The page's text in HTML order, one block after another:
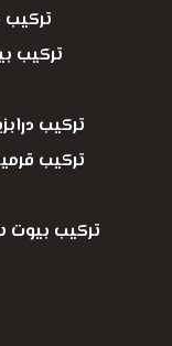
تركيب
تركيب
تركيب
تركيب بيوت شعر